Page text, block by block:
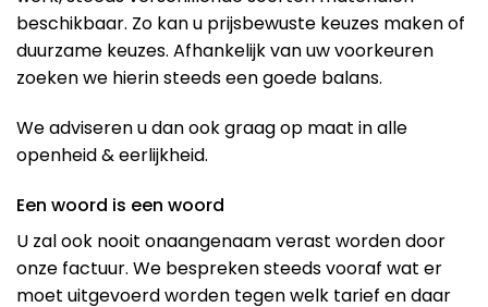
beschikbaar. Zo kan u prijsbewuste keuzes maken of
duurzame keuzes. Afhankelijk van uw voorkeuren
zoeken we hierin steeds een goede balans.
We adviseren u dan ook graag op maat in alle
openheid & eerlijkheid.
Een woord is een woord
U zal ook nooit onaangenaam verast worden door
onze factuur. We bespreken steeds vooraf wat er
moet uitgevoerd worden tegen welk tarief en daar